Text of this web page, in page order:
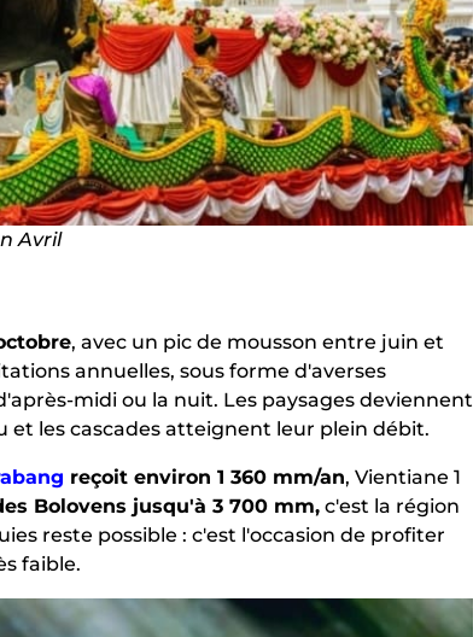
Avril
, avec un pic de mousson entre juin et
annuelles, sous forme d'averses
midi ou la nuit. Les paysages deviennent
et les cascades atteignent leur plein débit.
reçoit environ 1 360 mm/an, Vientiane 1
Bolovens jusqu'à 3 700 mm, c'est la région
reste possible : c'est l'occasion de profiter
faible.